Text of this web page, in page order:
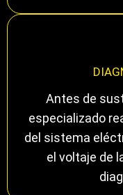
Antes de
especializado
del sistema
el voltaje de